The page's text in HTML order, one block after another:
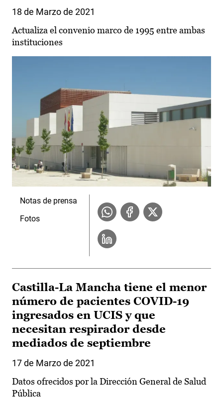
18 de Marzo de 2021
Actualiza el convenio marco de 1995 entre ambas
instituciones
Notas de prensa
Fotos
Castilla-La Mancha tiene el menor
número de pacientes COVID-19
ingresados en UCIS y que
necesitan respirador desde
mediados de septiembre
17 de Marzo de 2021
Datos ofrecidos por la Dirección General de Salud
Pública